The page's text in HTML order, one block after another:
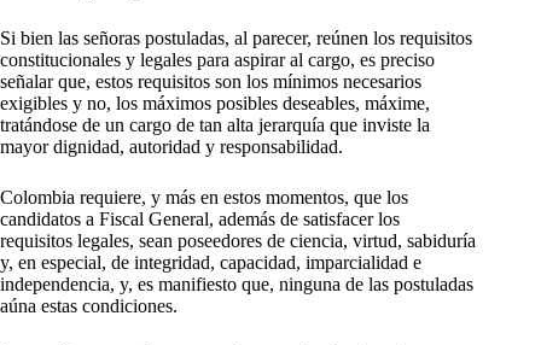
Si bien las señoras postuladas, al parecer, reúnen los requisitos
constitucionales y legales para aspirar al cargo, es preciso
señalar que, estos requisitos son los mínimos necesarios
exigibles y no, los máximos posibles deseables, máxime,
tratándose de un cargo de tan alta jerarquía que inviste la
mayor dignidad, autoridad y responsabilidad.
Colombia requiere, y más en estos momentos, que los
candidatos a Fiscal General, además de satisfacer los
requisitos legales, sean poseedores de ciencia, virtud, sabiduría
y, en especial, de integridad, capacidad, imparcialidad e
independencia, y, es manifiesto que, ninguna de las postuladas
aúna estas condiciones.